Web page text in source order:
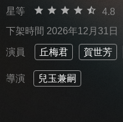
星等
4.8
下架時間 2026年12月31日
演員 丘梅君 賀世芳
導演 兒玉兼嗣